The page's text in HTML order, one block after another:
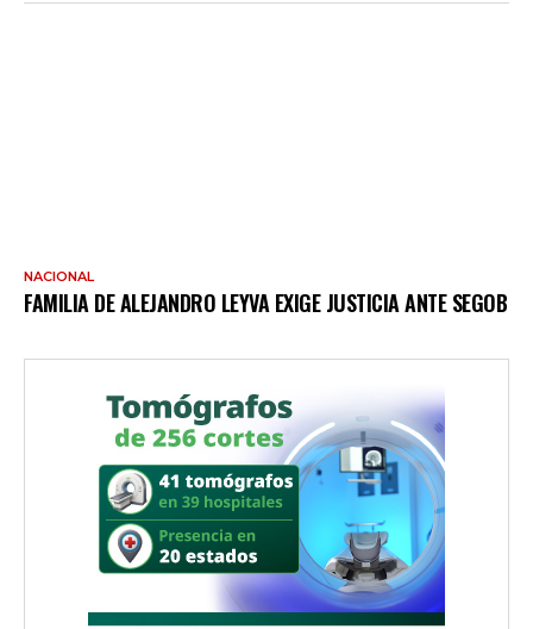
NACIONAL
FAMILIA DE ALEJANDRO LEYVA EXIGE JUSTICIA ANTE SEGOB